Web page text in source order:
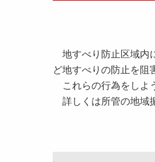
地すべり防止区域内
ど地すべりの防止を阻
これらの行為をしよ
詳しくは所管の地域